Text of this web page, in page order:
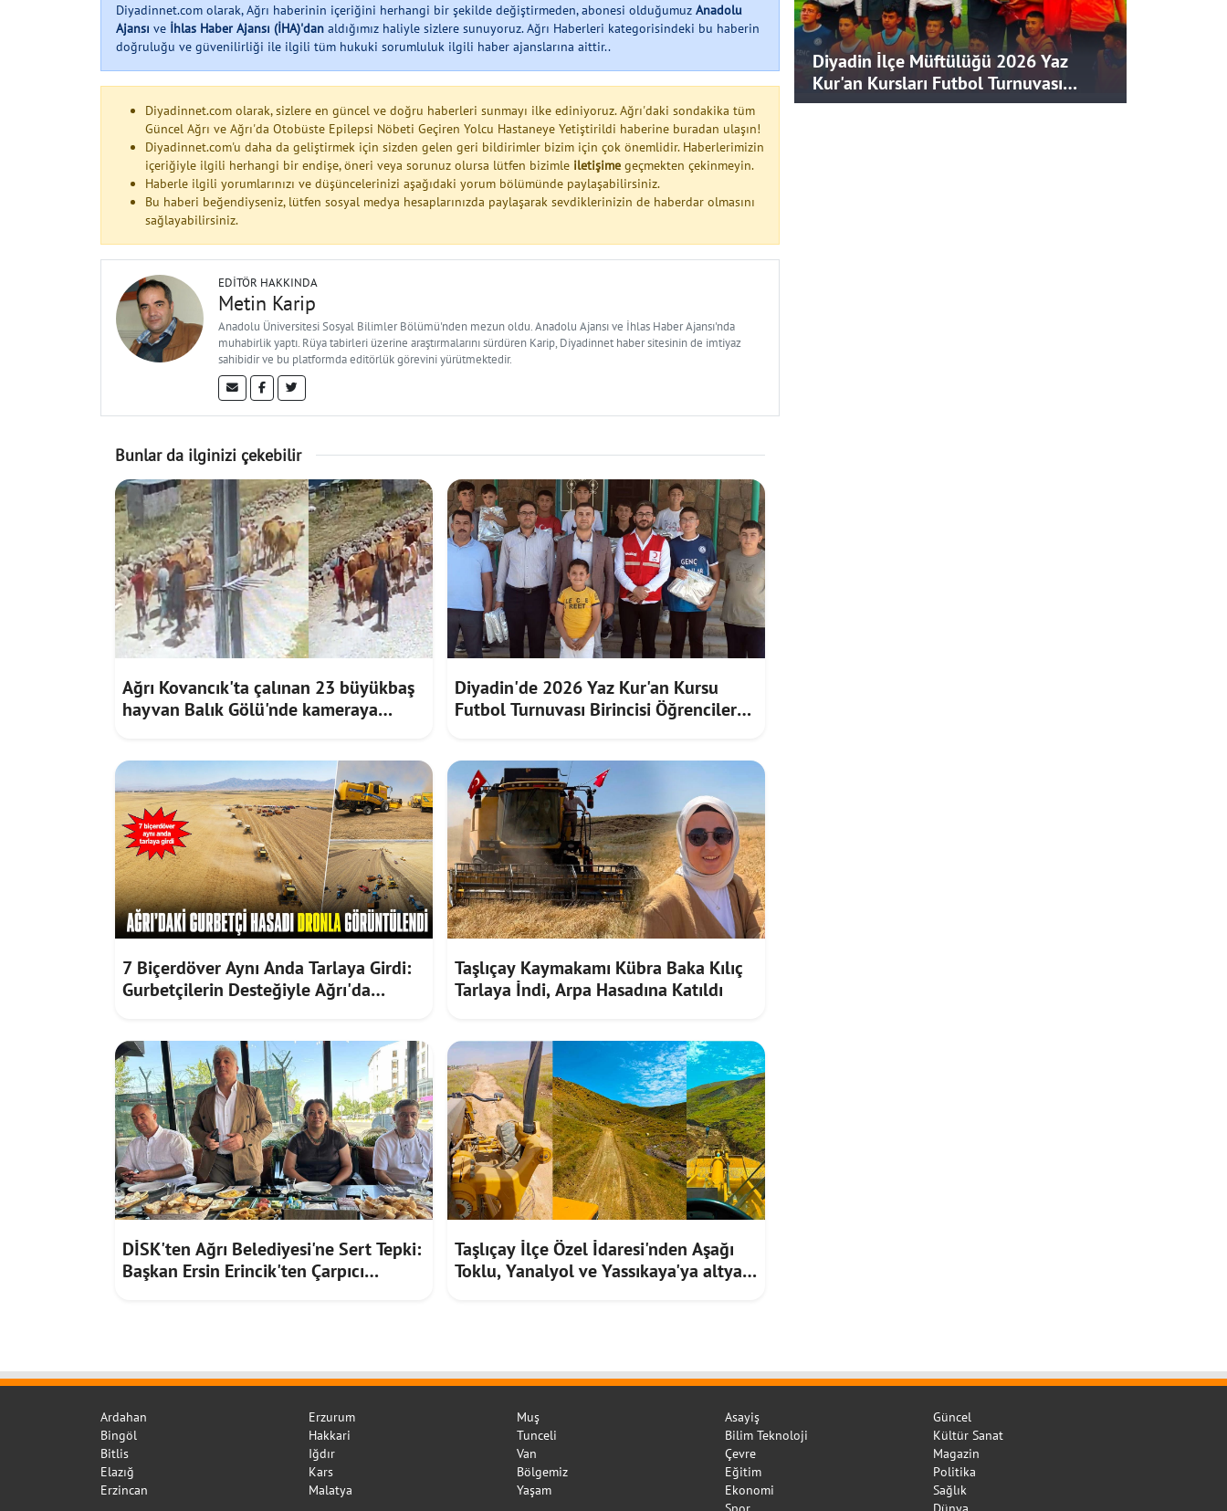
Diyadinnet.com olarak, Ağrı haberinin içeriğini herhangi bir şekilde değiştirmeden, abonesi olduğumuz Anadolu
Ajansı ve İhlas Haber Ajansı (İHA)'dan aldığımız haliyle sizlere sunuyoruz. Ağrı Haberleri kategorisindeki bu haberin
doğruluğu ve güvenilirliği ile ilgili tüm hukuki sorumluluk ilgili haber ajanslarına aittir..
Diyadinnet.com olarak, sizlere en güncel ve doğru haberleri sunmayı ilke ediniyoruz. Ağrı'daki sondakika tüm
Güncel Ağrı ve Ağrı'da Otobüste Epilepsi Nöbeti Geçiren Yolcu Hastaneye Yetiştirildi haberine buradan ulaşın!
Diyadinnet.com'u daha da geliştirmek için sizden gelen geri bildirimler bizim için çok önemlidir. Haberlerimizin
içeriğiyle ilgili herhangi bir endişe, öneri veya sorunuz olursa lütfen bizimle iletişime geçmekten çekinmeyin.
Haberle ilgili yorumlarınızı ve düşüncelerinizi aşağıdaki yorum bölümünde paylaşabilirsiniz.
Bu haberi beğendiyseniz, lütfen sosyal medya hesaplarınızda paylaşarak sevdiklerinizin de haberdar olmasını
sağlayabilirsiniz.
EDITÖR HAKKINDA
Metin Karip
Anadolu Üniversitesi Sosyal Bilimler Bölümü'nden mezun oldu. Anadolu Ajansı ve İhlas Haber Ajansı'nda
muhabirlik yaptı. Rüya tabirleri üzerine araştırmalarını sürdüren Karip, Diyadinnet haber sitesinin de imtiyaz
sahibidir ve bu platformda editörlük görevini yürütmektedir.
Bunlar da ilginizi çekebilir
Ağrı Kovancık'ta çalınan 23 büyükbaş
hayvan Balık Gölü'nde kameraya
Diyadin'de 2026 Yaz Kur'an Kursu
Futbol Turnuvası Birincisi Öğrencilere
7 Biçerdöver Aynı Anda Tarlaya Girdi:
Gurbetçilerin Desteğiyle Ağrı'da
Taşlıçay Kaymakamı Kübra Baka Kılıç
Tarlaya İndi, Arpa Hasadına Katıldı
DİSK'ten Ağrı Belediyesi'ne Sert Tepki:
Başkan Ersin Erincik'ten Çarpıcı
Taşlıçay İlçe Özel İdaresi'nden Aşağı
Toklu, Yanalyol ve Yassıkaya'ya altyapı
Diyadin İlçe Müftülüğü 2026 Yaz
Kur'an Kursları Futbol Turnuvası
Tamamlandı
Ardahan
Bingöl
Bitlis
Elazığ
Erzincan
Erzurum
Hakkari
Iğdır
Kars
Malatya
Muş
Tunceli
Van
Bölgemiz
Yaşam
Asayiş
Bilim Teknoloji
Çevre
Eğitim
Ekonomi
Güncel
Kültür Sanat
Magazin
Politika
Sağlık